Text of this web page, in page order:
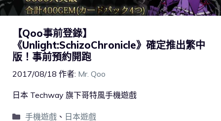
【Qoo事前登錄】
《Unlight:SchizoChronicle》確定推出繁中
版！事前預約開跑
2017/08/18 作者: Mr. Qoo
日本 Techway 旗下哥特風手機遊戲
手機遊戲、 日本遊戲